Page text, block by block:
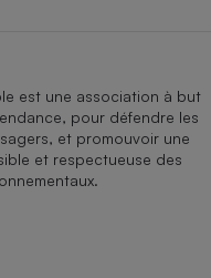
est une association à but
pour défendre les
et promouvoir une
et respectueuse des